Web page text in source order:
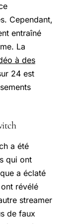
Cependant,
entraîné
La
à des
24 est
a été
qui ont
a éclaté
révélé
streamer
de faux